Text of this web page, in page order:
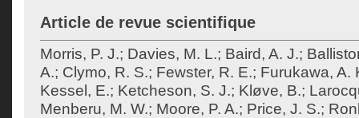
Article de revue scientifique
Morris, P. J.; Davies, M. L.; Baird, A. J.;
A.; Clymo, R. S.; Fewster, R. E.; Furukawa, A.
Kessel, E.; Ketcheson, S. J.; Kløve, B.;
Menberu, M. W.; Moore, P. A.; Price, J. S.;